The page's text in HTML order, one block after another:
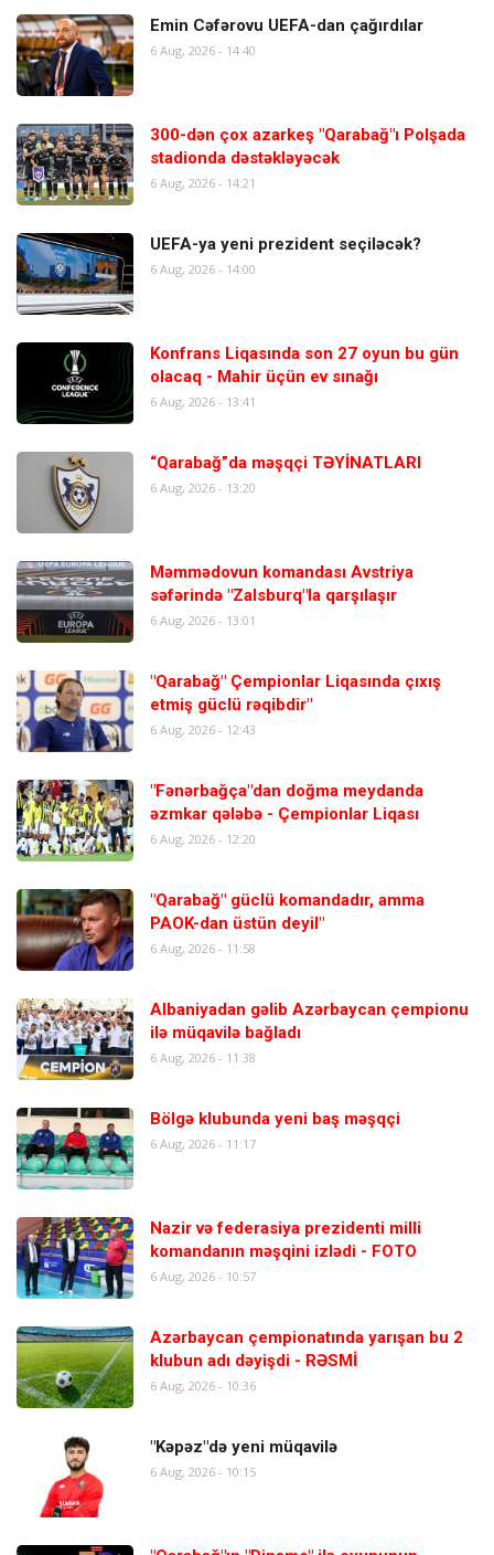
Emin Cəfərovu UEFA-dan çağırdılar
6 Aug, 2026 - 14:40
300-dən çox azarkeş "Qarabağ"ı Polşada
stadionda dəstəkləyəcək
6 Aug, 2026 - 14:21
UEFA-ya yeni prezident seçiləcək?
6 Aug, 2026 - 14:00
Konfrans Liqasında son 27 oyun bu gün
olacaq - Mahir üçün ev sınağı
6 Aug, 2026 - 13:41
“Qarabağ”da məşqçi TƏYİNATLARI
6 Aug, 2026 - 13:20
Məmmədovun komandası Avstriya
səfərində "Zalsburq"la qarşılaşır
6 Aug, 2026 - 13:01
"Qarabağ" Çempionlar Liqasında çıxış
etmiş güclü rəqibdir"
6 Aug, 2026 - 12:43
"Fənərbağça"dan doğma meydanda
əzmkar qələbə - Çempionlar Liqası
6 Aug, 2026 - 12:20
"Qarabağ" güclü komandadır, amma
PAOK-dan üstün deyil"
6 Aug, 2026 - 11:58
Albaniyadan gəlib Azərbaycan çempionu
ilə müqavilə bağladı
6 Aug, 2026 - 11:38
Bölgə klubunda yeni baş məşqçi
6 Aug, 2026 - 11:17
Nazir və federasiya prezidenti milli
komandanın məşqini izlədi - FOTO
6 Aug, 2026 - 10:57
Azərbaycan çempionatında yarışan bu 2
klubun adı dəyişdi - RƏSMİ
6 Aug, 2026 - 10:36
"Kəpəz"də yeni müqavilə
6 Aug, 2026 - 10:15